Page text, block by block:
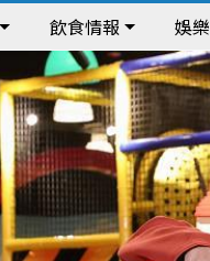
飲食情報 娛樂